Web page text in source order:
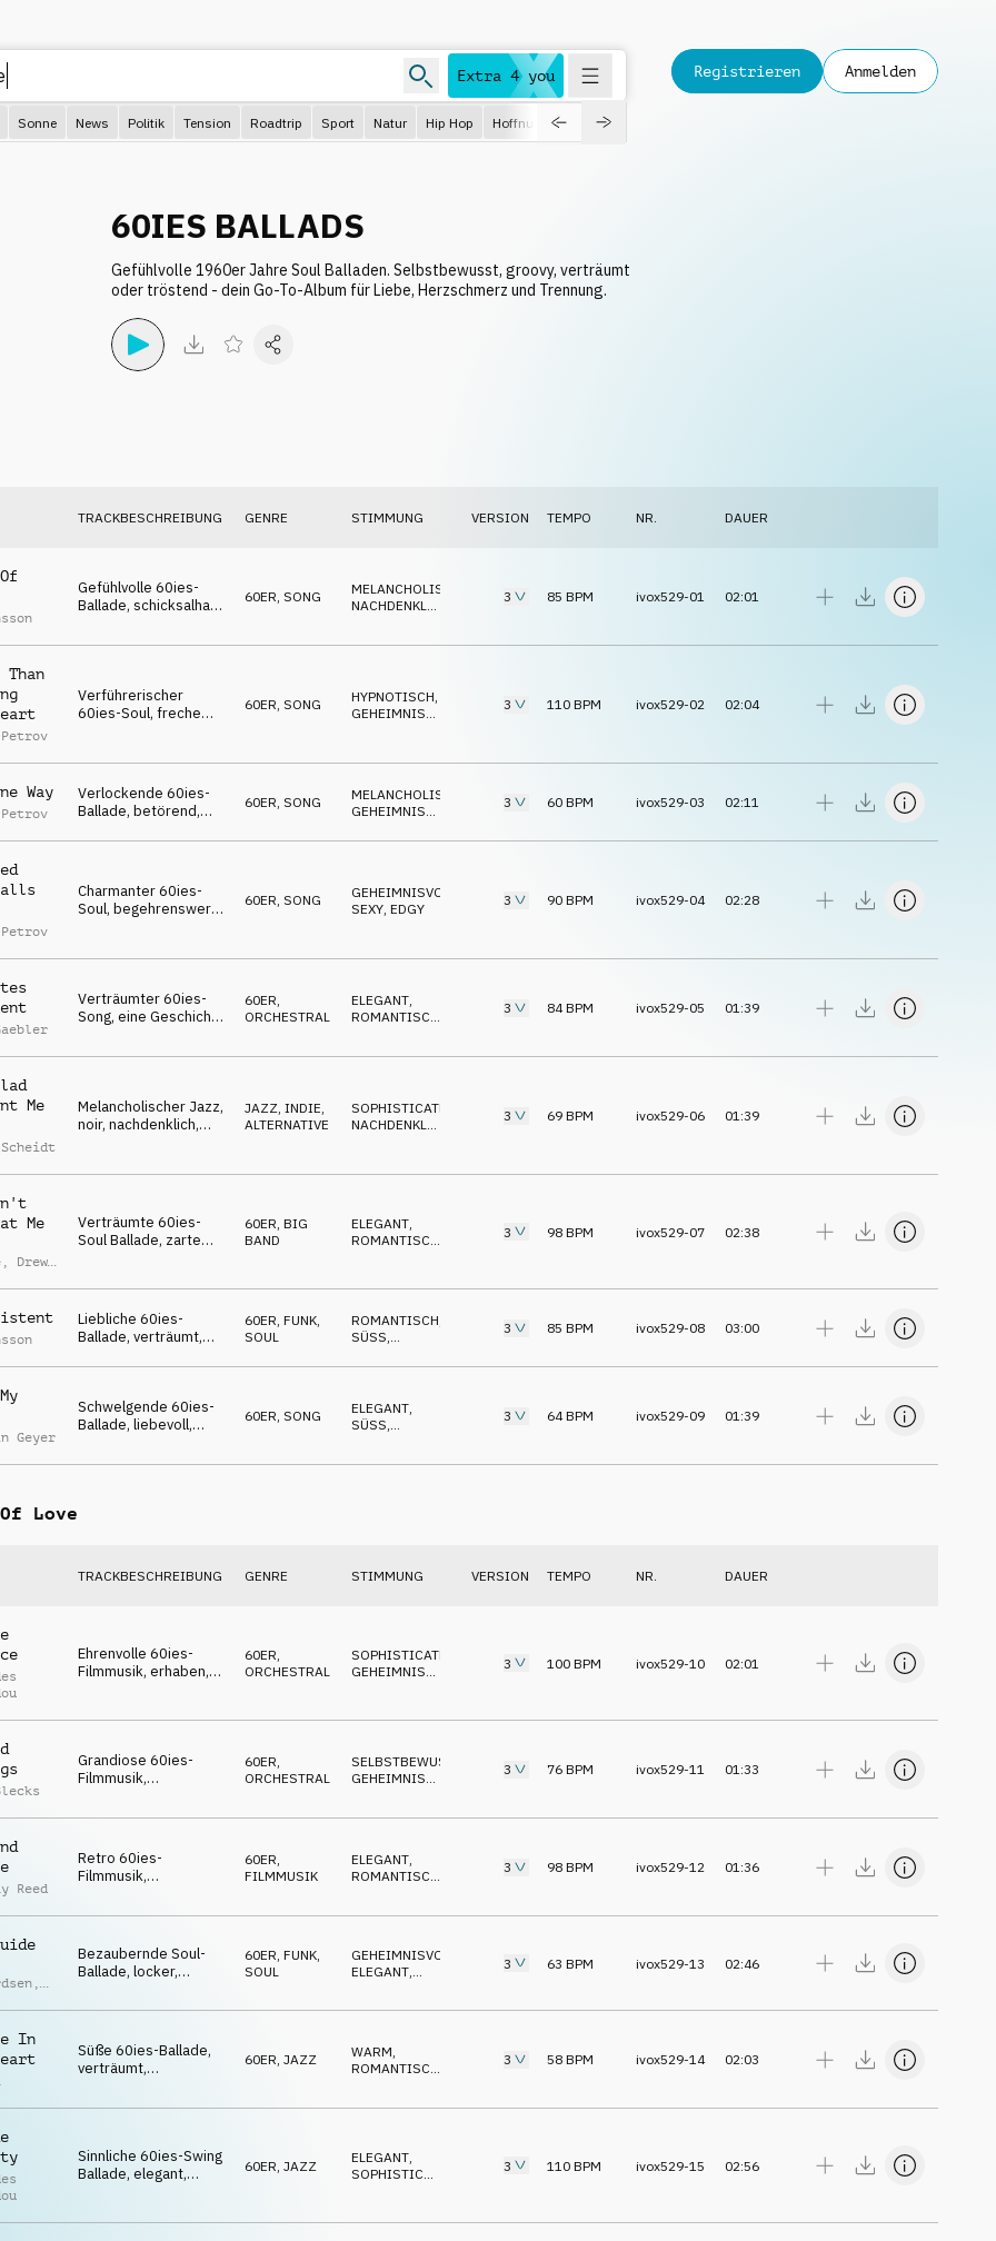
Extra 4 you
Sonne News Politik Tension Roadtrip Sport Natur Hip Hop Hoffnungsvoll Dokumentation
Registrieren Anmelden
60IES BALLADS
Gefühlvolle 1960er Jahre Soul Balladen. Selbstbewusst, groovy, verträumt
oder tröstend - dein Go-To-Album für Liebe, Herzschmerz und Trennung.
TRACKBESCHREIBUNG GENRE STIMMUNG VERSION TEMPO NR. DAUER
Gefühlvolle 60ies-
Ballade, schicksalhaft,
wehmütig,
60ER, SONG MELANCHOLISCH
NACHDENKLICH
3 85 BPM ivox529-01 02:01
Verführerischer
60ies-Soul, freche
60ER, SONG HYPNOTISCH
GEHEIMNISVOLL
3 110 BPM ivox529-02 02:04
Way
Verlockende 60ies-
Ballade, betörend,
sündhaft
60ER, SONG MELANCHOLISCH
GEHEIMNISVOLL
3 60 BPM ivox529-03 02:11
Charmanter 60ies-
Soul, begehrenswert,
elegant
60ER, SONG GEHEIMNISVOLL
SEXY EDGY 3 90 BPM ivox529-04 02:28
Verträumter 60ies-
Song, eine Geschichte
Gastronomie &
60ER
ORCHESTRAL
ELEGANT
ROMANTISCH
3 84BPM ivox529-05 01:39
Me
Melancholischer Jazz,
noir, nachdenklich,
JAZZ INDIE,
ALTERNATIVE
SOPHISTICATED
NACHDENKLICH
3 69 BPM ivox529-06 01:39
Me
, Drew
Verträumte 60ies-
Soul Ballade, zarte
60ER, BIG
BAND
ELEGANT,
ROMANTISCH
3 98 BPM ivox529-07 02:38
Liebliche 60ies-
Ballade, verträumt,
fürsorglich
60ER FUNK,
SOUL
ROMANTISCH
SÜSS
3 85 BPM ivox529-08 03:00
Geyer
Schwelgende 60ies-
Ballade, liebevoll,
sinnlich
60ER, SONG ELEGANT
SÜSS
3 64BPM ivox529-09 01:39
Love
TRACKBESCHREIBUNG GENRE STIMMUNG VERSION TEMPO NR. DAUER
Ehrenvolle 60ies-
Filmmusik, erhaben,
60ER,
ORCHESTRAL
SOPHISTICATED
GEHEIMNISVOLL
3 100 BPM ivox529-10 02:01
Grandiose 60ies-
Filmmusik,
selbstbewusst,
60ER
ORCHESTRAL
SELBSTBEWUSST
GEHEIMNISVOLL
3 76 BPM ivox529-11 01:33
Reed
Retro 60ies-
Filmmusik,
charmantes
anmutig
60ER
FILMMUSIK
ELEGANT
ROMANTISCH
3 98 BPM ivox529-12 01:36
,
Bezaubernde Soul-
Ballade, locker,
verführerisch
60ER, FUNK,
SOUL
GEHEIMNISVOLL
ELEGANT,
3 63 BPM ivox529-13 02:46
In
Süße 60ies-Ballade,
verträumt,
verwöhnend,
60ER, JAZZ WARM
ROMANTISCH
3 58 BPM ivox529-14 02:03
Sinnliche 60ies-Swing
Ballade, elegant,
Carlos Jobim
60ER JAZZ ELEGANT,
SOPHISTICATED
3 110 BPM ivox529-15 02:56